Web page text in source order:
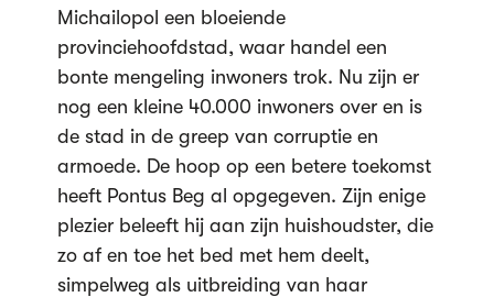
Michailopol een bloeiende
provinciehoofdstad, waar handel een
bonte mengeling inwoners trok. Nu zijn er
nog een kleine 40.000 inwoners over en is
de stad in de greep van corruptie en
armoede. De hoop op een betere toekomst
heeft Pontus Beg al opgegeven. Zijn enige
plezier beleeft hij aan zijn huishoudster, die
zo af en toe het bed met hem deelt,
simpelweg als uitbreiding van haar